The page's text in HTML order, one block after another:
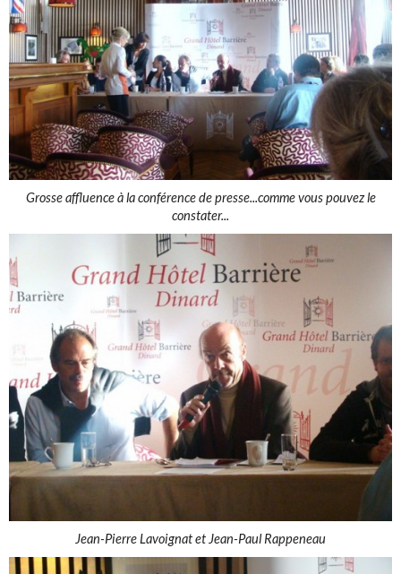
Grosse affluence à la conférence de presse...comme vous pouvez le
constater...
Jean-Pierre Lavoignat et Jean-Paul Rappeneau